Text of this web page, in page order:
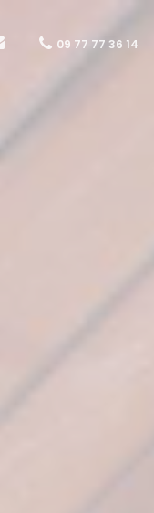
09 77 77 36 14